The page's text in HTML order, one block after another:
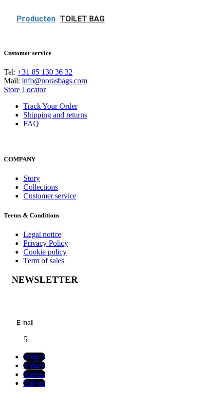
Producten TOILET BAG
Customer service
Tel: +31 85 130 36 32
Mail: info@norasbags.com
Store Locator
Track Your Order
Shipping and returns
FAQ
COMPANY
Story
Collections
Customer service
Terms & Conditions
Legal notice
Privacy Policy
Cookie policy
Term of sales
NEWSLETTER
Volgen
Volgen
Volgen
Volgen